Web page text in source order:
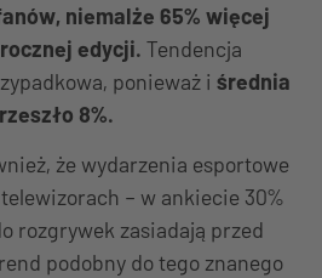
niemalże 65% więcej
edycji. Tendencja
ponieważ i średnia
8%.
że wydarzenia esportowe
– w ankiecie 30%
rozgrywek zasiadają przed
podobny do tego znanego